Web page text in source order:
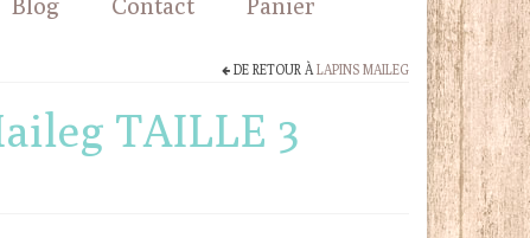
DE RETOUR À LAPINS MAILEG
TAILLE 3